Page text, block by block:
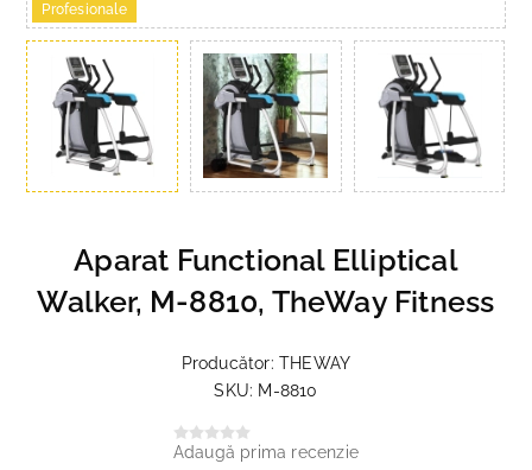
Profesionale
Aparat Functional Elliptical
Walker, M-8810, TheWay Fitness
Producător: THEWAY
SKU: M-8810
Adaugă prima recenzie